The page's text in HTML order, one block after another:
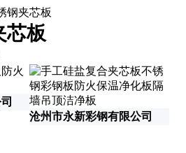
钢夹芯板
芯板
沧州市永新彩钢有限公司